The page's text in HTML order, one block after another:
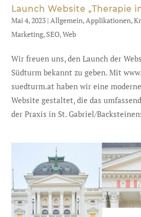
Launch Website „Therapie
Mai 4, 2023 | Allgemein, Applikationen,
Marketing, SEO,Web
Wir freuen uns, den Launch der
Südturm bekannt zu geben. Mit
suedturm.at haben wir eine
Website gestaltet, die das
der Praxis in St. Gabriel/